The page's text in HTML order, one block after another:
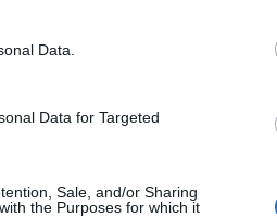
Data.
Data for Targeted
Sale, and/or Sharing
the Purposes for which it
τραγωδίας στην
Χριστίνας
με βουβό πόνο και